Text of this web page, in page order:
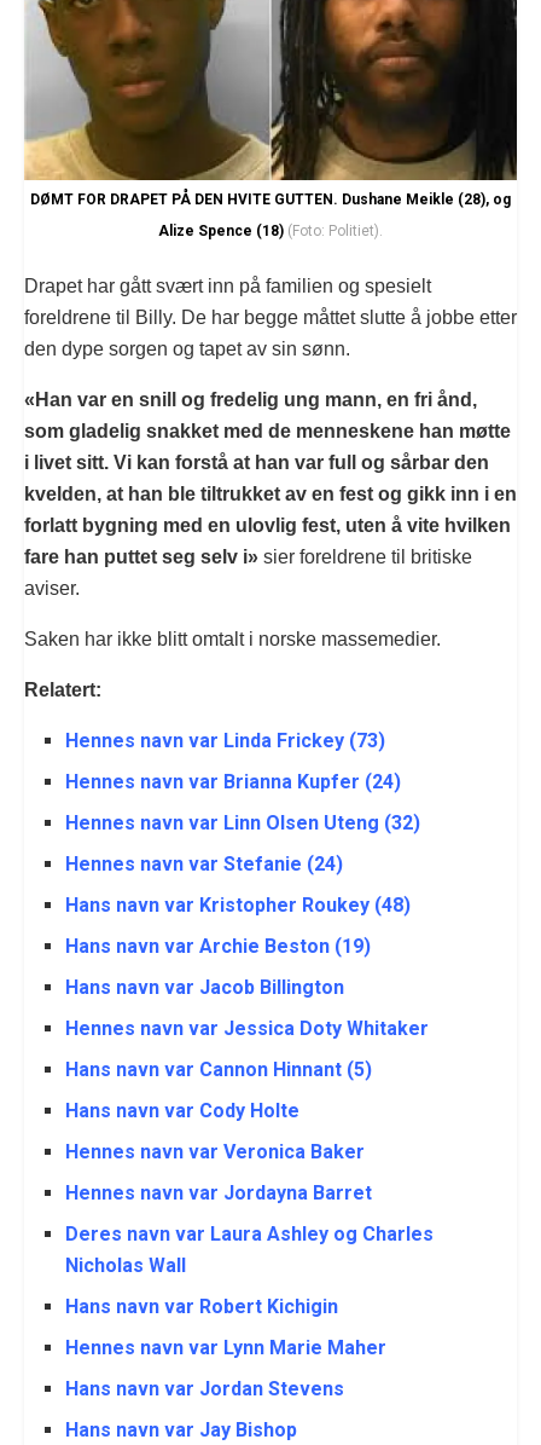
DØMT FOR DRAPET PÅ DEN HVITE GUTTEN. Dushane Meikle (28), og
Alize Spence (18) (Foto: Politiet).
Drapet har gått svært inn på familien og spesielt
foreldrene til Billy. De har begge måttet slutte å jobbe etter
den dype sorgen og tapet av sin sønn.
«Han var en snill og fredelig ung mann, en fri ånd,
som gladelig snakket med de menneskene han møtte
i livet sitt. Vi kan forstå at han var full og sårbar den
kvelden, at han ble tiltrukket av en fest og gikk inn i en
forlatt bygning med en ulovlig fest, uten å vite hvilken
fare han puttet seg selv i» sier foreldrene til britiske
aviser.
Saken har ikke blitt omtalt i norske massemedier.
Relatert:
Hennes navn var Linda Frickey (73)
Hennes navn var Brianna Kupfer (24)
Hennes navn var Linn Olsen Uteng (32)
Hennes navn var Stefanie (24)
Hans navn var Kristopher Roukey (48)
Hans navn var Archie Beston (19)
Hans navn var Jacob Billington
Hennes navn var Jessica Doty Whitaker
Hans navn var Cannon Hinnant (5)
Hans navn var Cody Holte
Hennes navn var Veronica Baker
Hennes navn var Jordayna Barret
Deres navn var Laura Ashley og Charles
Nicholas Wall
Hans navn var Robert Kichigin
Hennes navn var Lynn Marie Maher
Hans navn var Jordan Stevens
Hans navn var Jay Bishop